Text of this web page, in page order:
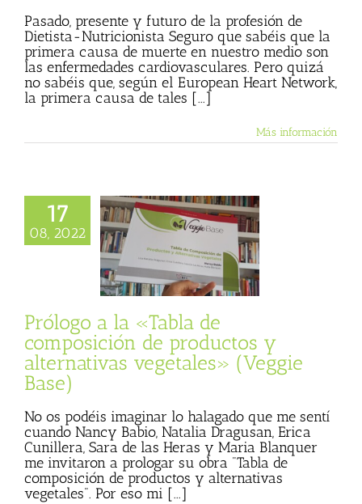
Pasado, presente y futuro de la profesión de
Dietista-Nutricionista Seguro que sabéis que la
primera causa de muerte en nuestro medio son
las enfermedades cardiovasculares. Pero quizá
no sabéis que, según el European Heart Network,
la primera causa de tales [...]
Más información
17
08, 2022
a la «Tabla de
de productos
vegetales»
Julio Basulto
Prólogo a la «Tabla de
composición de productos y
alternativas vegetales» (Veggie
Base)
No os podéis imaginar lo halagado que me sentí
cuando Nancy Babio, Natalia Dragusan, Erica
Cunillera, Sara de las Heras y Maria Blanquer
me invitaron a prologar su obra "Tabla de
composición de productos y alternativas
vegetales". Por eso mi [...]